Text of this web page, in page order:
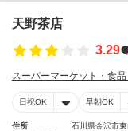
天野茶店
3.29
スーパーマーケット・食
日祝OK 早朝OK
住所
石川県金沢市